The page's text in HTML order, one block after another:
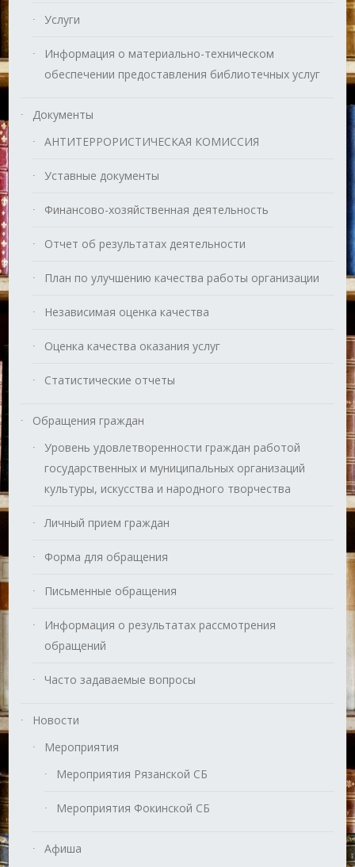
Услуги
Информация о материально-техническом
обеспечении предоставления библиотечных услуг
Документы
АНТИТЕРРОРИСТИЧЕСКАЯ КОМИССИЯ
Уставные документы
Финансово-хозяйственная деятельность
Отчет об результатах деятельности
План по улучшению качества работы организации
Независимая оценка качества
Оценка качества оказания услуг
Статистические отчеты
Обращения граждан
Уровень удовлетворенности граждан работой
государственных и муниципальных организаций
культуры, искусства и народного творчества
Личный прием граждан
Форма для обращения
Письменные обращения
Информация о результатах рассмотрения
обращений
Часто задаваемые вопросы
Новости
Мероприятия
Мероприятия Рязанской СБ
Мероприятия Фокинской СБ
Афиша